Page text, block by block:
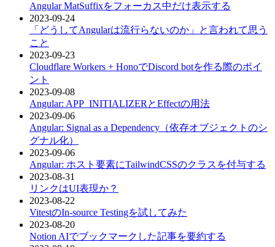
Angular MatSuffixをフォーカス中だけ表示する
2023-09-24
「どうしてAngularは流行らないのか」と言われて思う
こと
2023-09-23
Cloudflare Workers + HonoでDiscord botを作る際のポイ
ント
2023-09-08
Angular: APP_INITIALIZERとEffectの用法
2023-09-06
Angular: Signal as a Dependency（依存オブジェクトのシ
グナル化）
2023-09-06
Angular: ホスト要素にTailwindCSSのクラスを付与する
2023-08-31
リンクはUI表現か？
2023-08-22
VitestのIn-source Testingを試してみた
2023-08-20
Notion AIでブックマークした記事を要約する